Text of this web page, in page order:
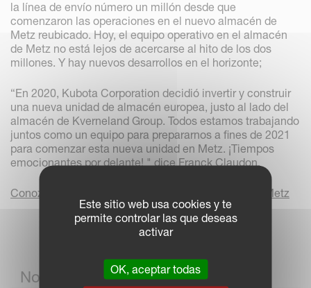
la línea de envío número un millón desde que
comenzaron las operaciones en el nuevo almacén de
Metz reubicado. Hoy, el equipo operativo en el almacén
de Metz no está lejos de acercarse al hito de los dos
millones. Y hay nuevos desarrollos en el horizonte;
“En 2020, Kubota Corporation decidió invertir y construir
una nueva unidad de almacén europea, justo al lado del
almacén de Kverneland Group. Todos estamos trabajando
juntos como un equipo para prepararnos a fines de 2021
para comenzar esta nueva unidad en Metz. ¡Tiempos
emocionantes por delante! " dice Franck Claudon.
Conozca más sobre el almacén Kverneland Group Metz
Noticias
Este sitio web usa cookies y te
permite controlar las que deseas
activar
OK, aceptar todas